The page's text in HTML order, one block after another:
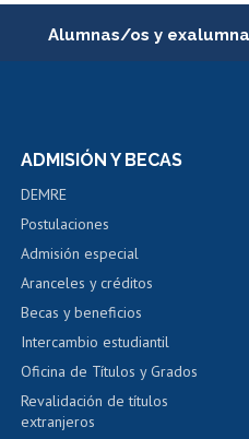
Alumnas/os y
Servicio médico y dental
Pago de arancel y crédito
Pago de arancel y crédito
Certificado de títulos y grados
Mi Uchile Ayuda
ADMISIÓN Y BECAS
DEMRE
Postulaciones
Admisión especial
Aranceles y créditos
Becas y beneficios
Intercambio estudiantil
Oficina de Títulos y Grados
Revalidación de títulos
extranjeros